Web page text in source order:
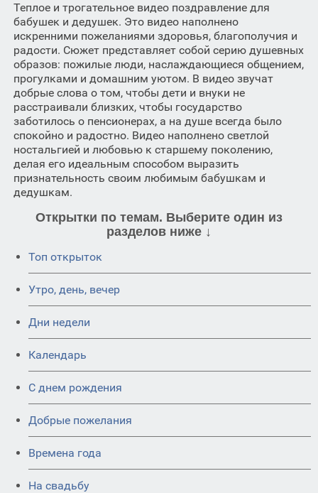
Теплое и трогательное видео поздравление для
бабушек и дедушек. Это видео наполнено
искренними пожеланиями здоровья, благополучия и
радости. Сюжет представляет собой серию душевных
образов: пожилые люди, наслаждающиеся общением,
прогулками и домашним уютом. В видео звучат
добрые слова о том, чтобы дети и внуки не
расстраивали близких, чтобы государство
заботилось о пенсионерах, а на душе всегда было
спокойно и радостно. Видео наполнено светлой
ностальгией и любовью к старшему поколению,
делая его идеальным способом выразить
признательность своим любимым бабушкам и
дедушкам.
Открытки по темам. Выберите один из
разделов ниже ↓
Топ открыток
Утро, день, вечер
Дни недели
Календарь
C днем рождения
Добрые пожелания
Времена года
На свадьбу